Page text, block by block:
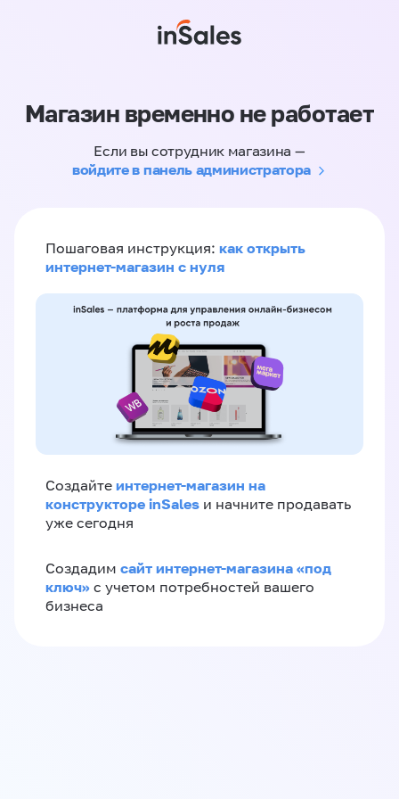
Магазин временно не работает
Если вы сотрудник магазина —
войдите в панель администратора
Пошаговая инструкция: как открыть
интернет-магазин с нуля
Создайте интернет-магазин на
конструкторе inSales и начните продавать
уже сегодня
Создадим сайт интернет-магазина «под
ключ» с учетом потребностей вашего
бизнеса